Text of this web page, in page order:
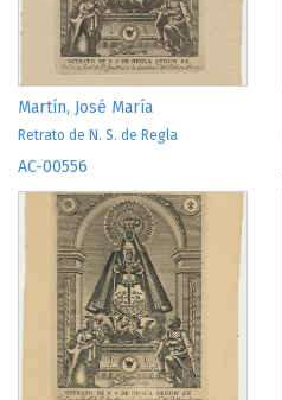
Martín, José María
Retrato de N. S. de Regla
AC-00556